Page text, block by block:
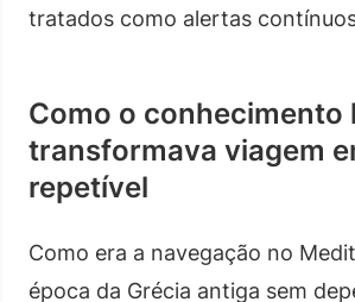
tratados como alertas
Como o conhecimento
transformava viagem
repetível
Como era a navegação no
época da Grécia antiga sem